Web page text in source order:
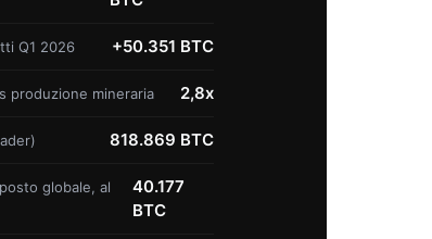
Q1 2026 +50.351 BTC
produzione mineraria 2,8x
818.869 BTC
globale, al
40.177
BTC